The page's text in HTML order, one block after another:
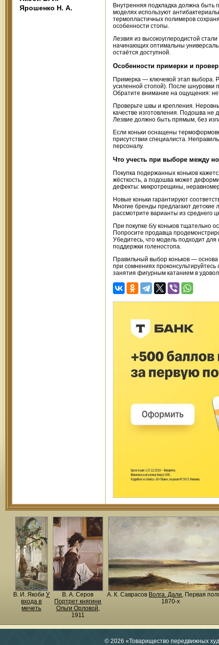
Ярошенко Н. А.
Внутренняя подкладка должна быть
моделях используют
термопластичных полимеров
особенности стопы.
Лезвия из высокоуглеродистой
начинающих оптимальны
остаётся доступной.
Особенности примерки и
Примерка — ключевой этап выбора.
усиленной стопой). После шнуровки
Обратите внимание на ощущения:
Проверьте швы и крепления.
качестве изготовления. Подошва не
Лезвие должно быть прямым, без
Если коньки оснащены
присутствии специалиста.
персоналу.
Что учесть при выборе между
Покупка подержанных коньков
жёсткость, а подошва может
дефекты: микротрещины,
Новые коньки гарантируют
Многие бренды предлагают детские
рассмотрите варианты из среднего
При покупке б/у коньков тщательно
Попросите продавца
Убедитесь, что модель подходит
поддержки голеностопа.
Правильный выбор коньков —
при сомнениях
занятия фигурным катанием в
В. И. Якоби У
входа в
мечеть
В. А. Серов
Портрет княгини
Ольги Орловой,
1911
А. К. Саврасов Волга. Дали, Первая
1870-х
© 2026 «Товарищество передвижных